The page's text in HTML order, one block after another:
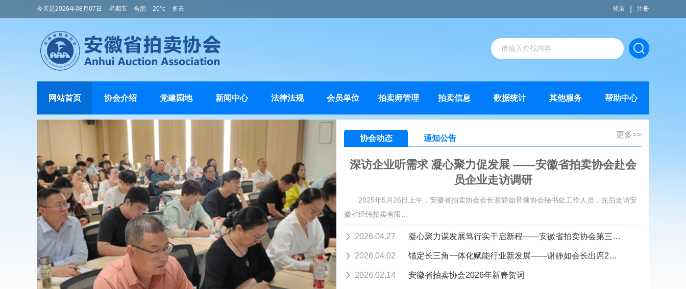
今天是2026年08月07日 星期五 合肥 20°c 多云 登录 注册
网站首页 协会介绍 党建园地 新闻中心 法律法规 会员单位 拍卖师管理 拍卖信息 数据统计 其他服务 帮助中心
协会动态 通知公告 更多>>
深访企业听需求 凝心聚力促发展 ——安徽省拍卖协会赴会
员企业走访调研
2025年5月26日上午，安徽省拍卖协会会长谢静如带领协会秘书处工作人员，先后走访安
徽省经纬拍卖有限…
2026.04.27 凝心聚力谋发展笃行实干启新程——安徽省拍卖协会第三…
2026.04.02 锚定长三角一体化赋能行业新发展——谢静如会长出席2…
2026.02.14 安徽省拍卖协会2026年新春贺词